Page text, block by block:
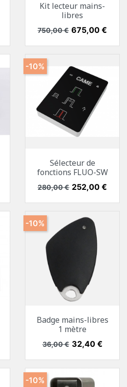
Kit lecteur mains-
libres
Prix de base
750,00 € Prix
675,00 €
Sélecteur de
fonctions FLUO-SW
Prix de base
280,00 € Prix
252,00 €
-10%
Badge mains-libres
1 mètre
Prix de base
36,00 € Prix
32,40 €
-10%
-10%